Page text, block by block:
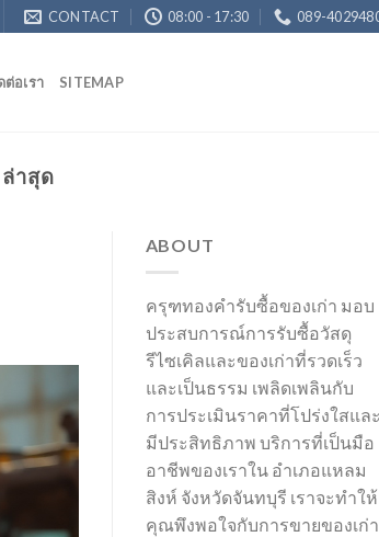
CONTACT 08:00 - 17:30 089-
ต่อเรา SITEMAP
าสุด
ABOUT
ครุฑทองคำรับซื้อของเก่า มอบ
ประสบการณ์การรับซื้อวัสดุ
รีไซเคิลและของเก่าที่รวดเร็ว
และเป็นธรรม เพลิดเพลินกับ
การประเมินราคาที่โปร่งใสและ
มีประสิทธิภาพ บริการที่เป็นมือ
อาชีพของเราใน อำเภอแหลม
สิงห์ จังหวัดจันทบุรี เราจะทำให้
คุณพึงพอใจกับการขายของเก่า